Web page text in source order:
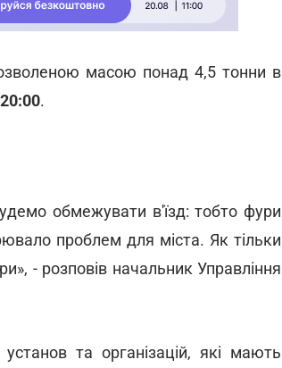
масою понад 4,5 тонни в
.
обмежувати в'їзд: тобто фури
проблем для міста. Як тільки
- розповів начальник Управління
та організацій, які мають